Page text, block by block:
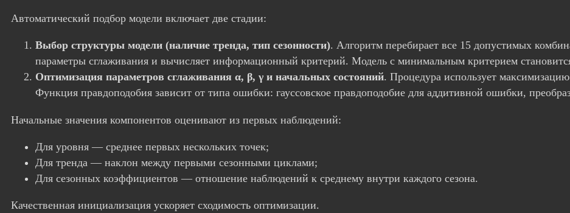
Автоматический подбор модели включает две стадии:
Выбор структуры модели (наличие тренда, тип сезонности). Алгоритм перебирает все 15 допустимых
параметры сглаживания и вычисляет информационный критерий. Модель с минимальным критерием
Оптимизация параметров сглаживания α, β, γ и начальных состояний. Процедура использует
Функция правдоподобия зависит от типа ошибки: гауссовское правдоподобие для аддитивной ошибки,
Начальные значения компонентов оценивают из первых наблюдений:
Для уровня — среднее первых нескольких точек;
Для тренда — наклон между первыми сезонными циклами;
Для сезонных коэффициентов — отношение наблюдений к среднему внутри каждого сезона.
Качественная инициализация ускоряет сходимость оптимизации.